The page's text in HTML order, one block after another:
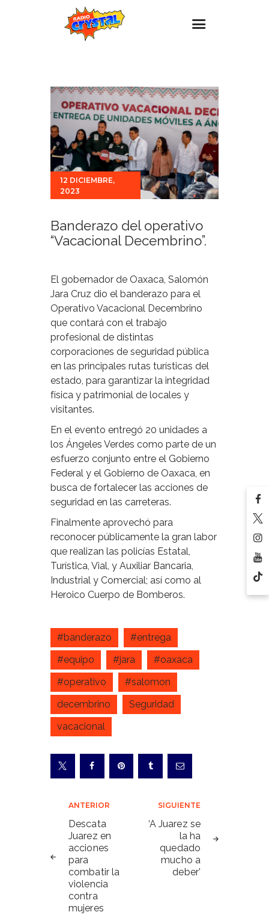
Estaciones
Eventos
Promociones
Noticias
Para ti
Contacto
12 DICIEMBRE,
2023
Banderazo del operativo
“Vacacional Decembrino”.
El gobernador de Oaxaca, Salomón
Jara Cruz dio el banderazo para el
Operativo Vacacional Decembrino
que contará con el trabajo
profesional de distintas
corporaciones de seguridad pública
en las principales rutas turísticas del
estado, para garantizar la integridad
física y patrimonial de locales y
visitantes.
En el evento entregó 20 unidades a
los Ángeles Verdes como parte de un
esfuerzo conjunto entre el Gobierno
Federal y el Gobierno de Oaxaca, en
busca de fortalecer las acciones de
seguridad en las carreteras.
Finalmente aprovechó para
reconocer públicamente la gran labor
que realizan las policías Estatal,
Turística, Vial, y Auxiliar Bancaria,
Industrial y Comercial; así como al
Heroico Cuerpo de Bomberos.
#banderazo
#entrega
#equipo
#jara
#oaxaca
#operativo
#salomon
decembrino
Seguridad
vacacional
Navegación
de
entradas
ANTERIOR
Descata
Juarez en
acciones
para
combatir la
violencia
contra
mujeres
SIGUIENTE
‘A Juarez se
la ha
quedado
mucho a
deber’